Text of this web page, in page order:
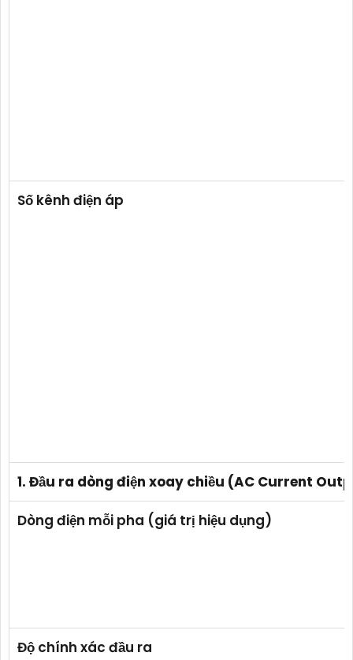
Số kênh điện áp
1. Đầu ra dòng điện xoay chiều (AC Current
Dòng điện mỗi pha (giá trị hiệu dụng)
Độ chính xác đầu ra